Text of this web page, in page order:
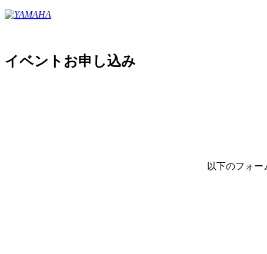
イベントお申し込み
以下のフォ